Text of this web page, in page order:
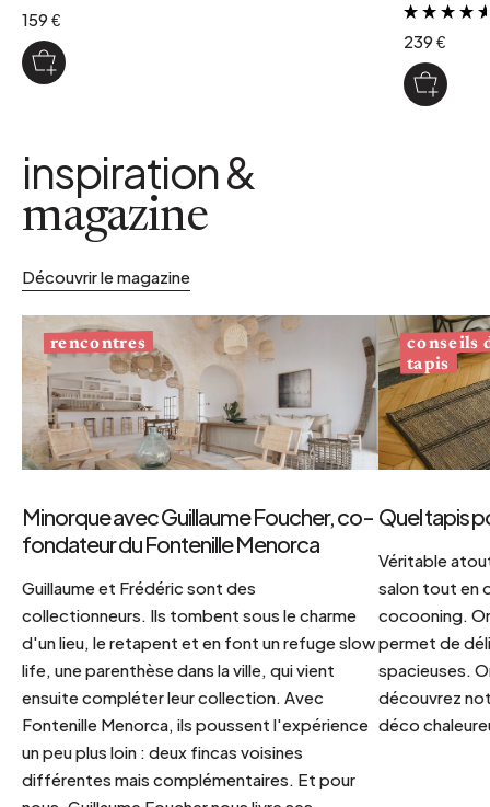
159 €
239 €
inspiration &
magazine
Découvrir le magazine
rencontres
Minorque avec Guillaume Foucher, co-
fondateur du Fontenille Menorca
Guillaume et Frédéric sont des
collectionneurs. Ils tombent sous le charme
d'un lieu, le retapent et en font un refuge slow
life, une parenthèse dans la ville, qui vient
ensuite compléter leur collection. Avec
Fontenille Menorca, ils poussent l'expérience
un peu plus loin : deux fincas voisines
différentes mais complémentaires. Et pour
conseils
tapis
Quel tapis
Véritable
salon tout en
cocooning.
permet de
spacieuses.
découvrez
déco